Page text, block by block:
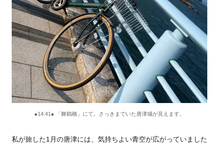
●14:41● 「舞鶴橋」にて。さっきまでいた唐津城が見えます。
私が旅した1月の唐津には、気持ちよい青空が広がっていました